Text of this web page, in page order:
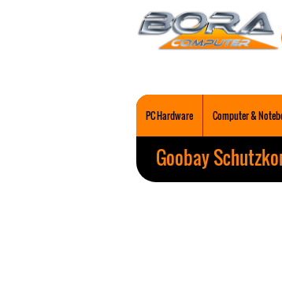
PC Hardware Computer &
Goobay